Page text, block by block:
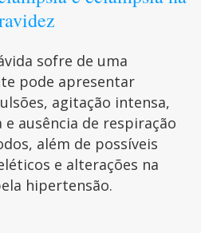
sofre de uma
pode apresentar
agitação intensa,
ausência de respiração
além de possíveis
e alterações na
hipertensão.